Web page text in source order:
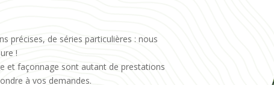
précises, de séries particulières : nous
!
et façonnage sont autant de prestations
à vos demandes.